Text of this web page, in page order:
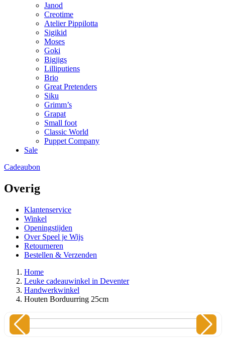
Janod
Creotime
Atelier Pippilotta
Sigikid
Moses
Goki
Bigjigs
Lilliputiens
Brio
Great Pretenders
Siku
Grimm’s
Grapat
Small foot
Classic World
Puppet Company
Sale
Cadeaubon
Overig
Klantenservice
Winkel
Openingstijden
Over Speel je Wijs
Retourneren
Bestellen & Verzenden
Home
Leuke cadeauwinkel in Deventer
Handwerkwinkel
Houten Borduurring 25cm